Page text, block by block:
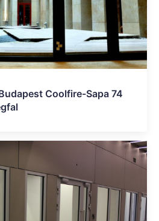
Coolfire-Sapa 74